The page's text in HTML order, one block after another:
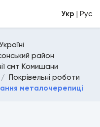
Укр | Рус
район
смт Комишани
Покрівельні роботи
металочерепиці